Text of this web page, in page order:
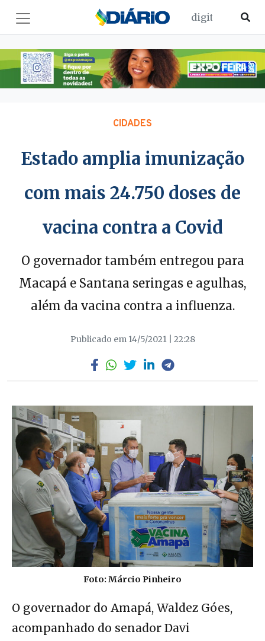
CIDADES
Estado amplia imunização
com mais 24.750 doses de
vacina contra a Covid
O governador também entregou para
Macapá e Santana seringas e agulhas,
além da vacina contra a influenza.
Publicado em 14/5/2021 | 22:28
Foto: Márcio Pinheiro
O governador do Amapá, Waldez Góes,
acompanhado do senador Davi